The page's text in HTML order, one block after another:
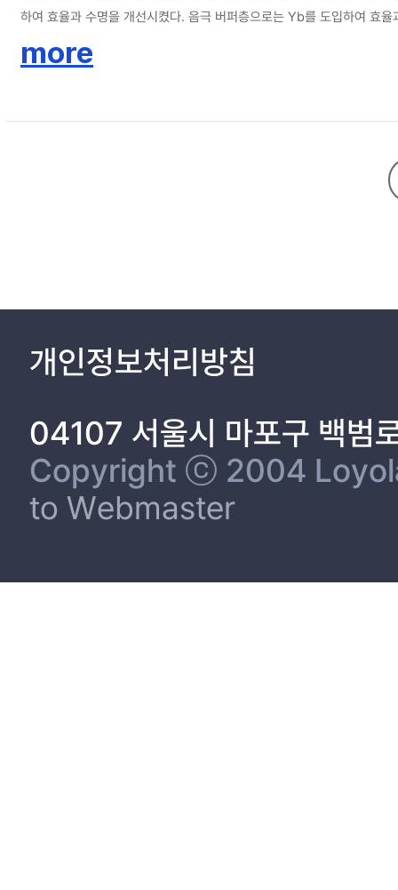
하여 효율과 수명을 개선시켰다. 음극 버퍼층으로는 Yb를 도입하여
었다. 음극 버퍼층으로 도입한 Yb는 기존 소자 대비 20% 광전환 효
more
개인정보처리방침
04107 서울시 마포구 백범
Copyright ⓒ 2004
to Webmaster